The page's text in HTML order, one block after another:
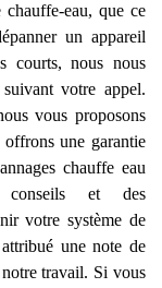
eau, que ce
un appareil
courts, nous nous
votre appel.
vous proposons
offrons une garantie
chauffe eau
et des
votre système de
une note de
travail. Si vous